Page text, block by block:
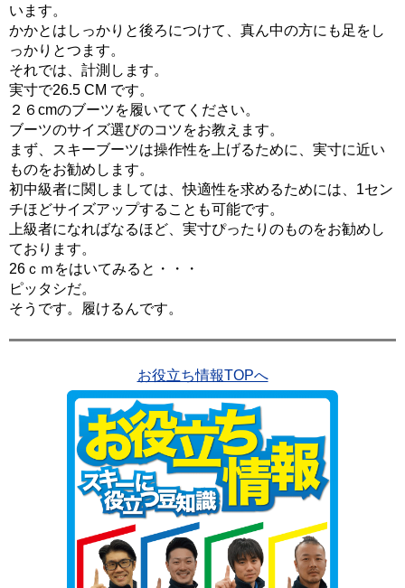
います。
かかとはしっかりと後ろにつけて、真ん中の方にも足をし
っかりとつます。
それでは、計測します。
実寸で26.5 CM です。
２６cmのブーツを履いててください。
ブーツのサイズ選びのコツをお教えます。
まず、スキーブーツは操作性を上げるために、実寸に近い
ものをお勧めします。
初中級者に関しましては、快適性を求めるためには、1セン
チほどサイズアップすることも可能です。
上級者になればなるほど、実寸ぴったりのものをお勧めし
ております。
26ｃｍをはいてみると・・・
ピッタシだ。
そうです。履けるんです。
お役立ち情報TOPへ